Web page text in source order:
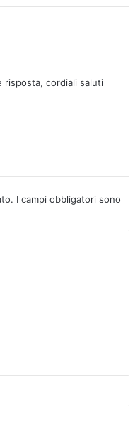
risposta, cordiali saluti
I campi obbligatori sono